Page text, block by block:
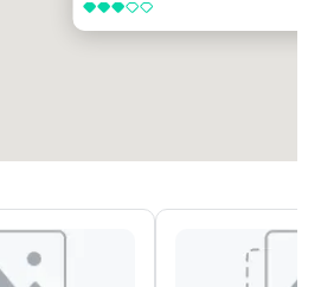
3 sur 5